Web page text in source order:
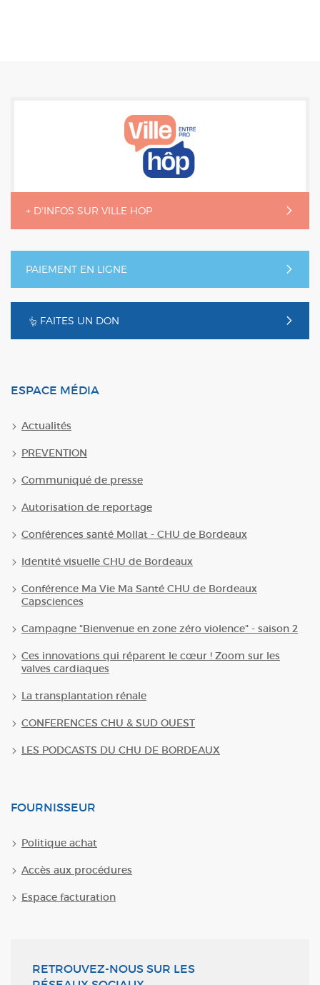
+ D'INFOS SUR VILLE HOP
PAIEMENT EN LIGNE
FAITES UN DON
ESPACE MÉDIA
Actualités
PREVENTION
Communiqué de presse
Autorisation de reportage
Conférences santé Mollat - CHU de Bordeaux
Identité visuelle CHU de Bordeaux
Conférence Ma Vie Ma Santé CHU de Bordeaux
Capsciences
Campagne "Bienvenue en zone zéro violence" - saison 2
Ces innovations qui réparent le cœur ! Zoom sur les
valves cardiaques
La transplantation rénale
CONFERENCES CHU & SUD OUEST
LES PODCASTS DU CHU DE BORDEAUX
FOURNISSEUR
Politique achat
Accès aux procédures
Espace facturation
RETROUVEZ-NOUS SUR LES